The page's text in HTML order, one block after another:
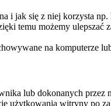
i jak się z niej korzysta
temu możemy ulepszać
na komputerze
lub dokonanych
użytkowania witryny po